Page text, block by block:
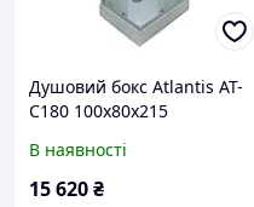
Душовий бокс Atlantis AT-
C180 100х80х215
В наявності
15 620₴